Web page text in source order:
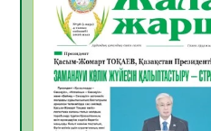
ҚЫЗЫЛОРДАДА
ЖАРҚЫН БОЛАШАҚ»
МӘЖІЛІС ӨТТІ
05.08.2026
Қазақстан Орталық
қолайлы ел атанды